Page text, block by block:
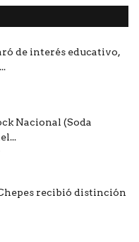
de interés educativo,
Nacional (Soda
recibió distinción